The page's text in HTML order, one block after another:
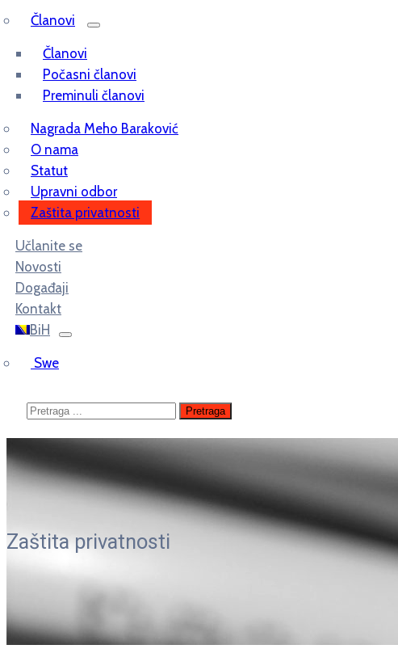
Članovi
Članovi
Počasni članovi
Preminuli članovi
Nagrada Meho Baraković
O nama
Statut
Upravni odbor
Zaštita privatnosti
Učlanite se
Novosti
Događaji
Kontakt
BiH
Swe
Zaštita privatnosti